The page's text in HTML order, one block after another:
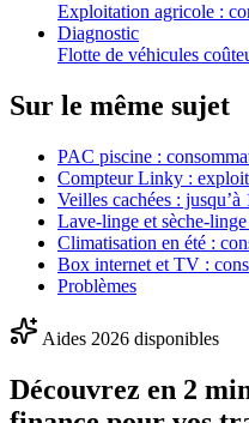
Exploitation agricole :
Diagnostic
Flotte de véhicules
Sur le même sujet
PAC piscine :
Compteur Linky :
Veilles cachées :
Lave-linge et sèche-
Climatisation en été :
Box internet et TV :
Problèmes
Aides 2026 disponibles
Découvrez en 2